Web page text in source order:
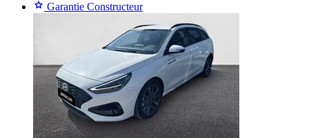
Garantie Constructeur